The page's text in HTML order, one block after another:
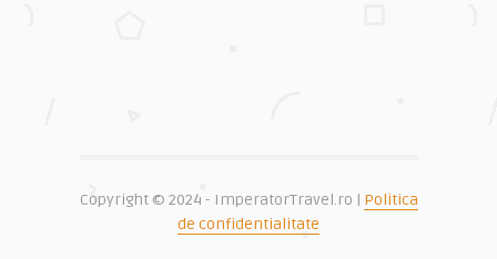
Copyright © 2024 - ImperatorTravel.ro | Politica
de confidentialitate